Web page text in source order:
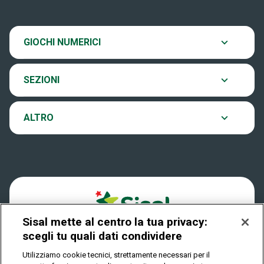
GIOCHI NUMERICI
Eurojackpot
VinciCasa
Play Your Date
SEZIONI
Ultima estrazione
Archivio estrazioni
Verifica vincite
ALTRO
Contatti
Notifiche
Privacy
Sisal mette al centro la tua privacy:
scegli tu quali dati condividere
Utilizziamo cookie tecnici, strettamente necessari per il